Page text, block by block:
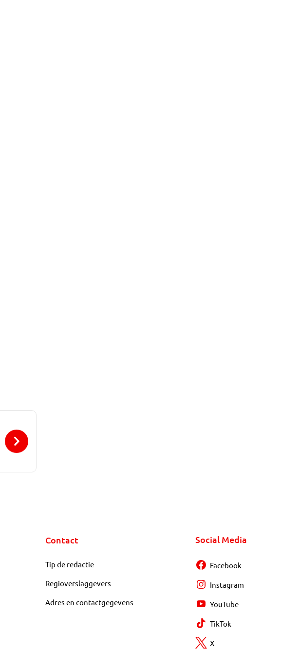
Contact
Tip de redactie
Regioverslaggevers
Adres en contactgegevens
Social Media
Facebook
Instagram
YouTube
TikTok
X